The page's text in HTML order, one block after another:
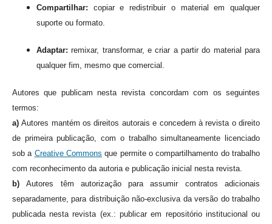
Compartilhar: copiar e redistribuir o material em qualquer
suporte ou formato.
Adaptar: remixar, transformar, e criar a partir do material para
qualquer fim, mesmo que comercial.
Autores que publicam nesta revista concordam com os seguintes
termos:
a)Autores mantém os direitos autorais e concedem à revista o direito
de primeira publicação, com o trabalho simultaneamente licenciado
sob a Creative Commons que permite o compartilhamento do trabalho
com reconhecimento da autoria e publicação inicial nesta revista.
b)Autores têm autorização para assumir contratos adicionais
separadamente, para distribuição não-exclusiva da versão do trabalho
publicada nesta revista (ex.: publicar em repositório institucional ou